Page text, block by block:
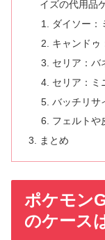
イズの代用品
ダイソー：
キャンドゥ
セリア：バ
セリア：ミ
バッチリサ
フェルトや
まとめ
ポケモン
のケース